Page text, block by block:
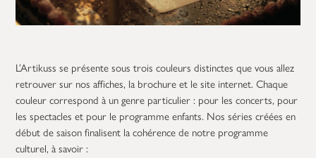
L’Artikuss se présente sous trois couleurs distinctes que vous allez
retrouver sur nos affiches, la brochure et le site internet. Chaque
couleur correspond à un genre particulier : pour les concerts, pour
les spectacles et pour le programme enfants. Nos séries créées en
début de saison finalisent la cohérence de notre programme
culturel, à savoir :